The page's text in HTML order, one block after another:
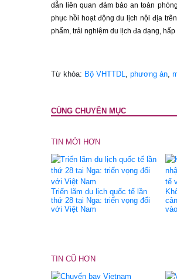
dẫn liên quan đảm bảo an toàn
phục hồi hoạt động du lịch nội địa
phẩm, trải nghiệm du lịch đa dạng, hấp
Từ khóa: Bộ VHTTDL phương án
CÙNG CHUYÊN MỤC
TIN MỚI HƠN
Triển lãm du lịch quốc tế lần
thứ 28 tại Nga: triển vọng đối
với Việt Nam
TIN CŨ HƠN